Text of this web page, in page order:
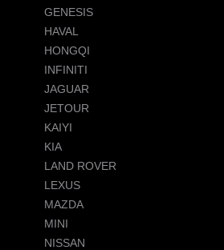
GENESIS
HAVAL
HONGQI
INFINITI
JAGUAR
JETOUR
KAIYI
KIA
LAND ROVER
LEXUS
MAZDA
MINI
NISSAN